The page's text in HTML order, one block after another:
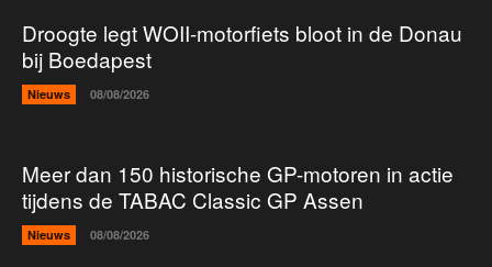
Droogte legt WOII-motorfiets bloot in de Donau
bij Boedapest
Nieuws 08/08/2026
Meer dan 150 historische GP-motoren in actie
tijdens de TABAC Classic GP Assen
Nieuws 08/08/2026